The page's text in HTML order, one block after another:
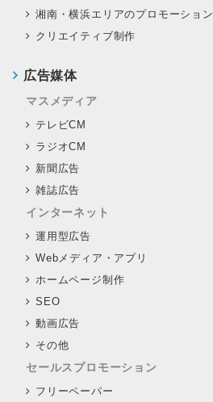
湘南・横浜エリアのプロモーション
クリエイティブ制作
広告媒体
マスメディア
テレビCM
ラジオCM
新聞広告
雑誌広告
インターネット
運用型広告
Webメディア・アプリ
ホームページ制作
SEO
動画広告
その他
セールスプロモーション
フリーペーパー